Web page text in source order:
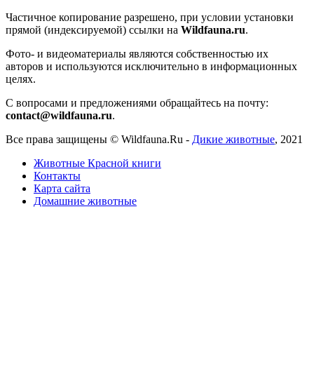
Частичное копирование разрешено, при условии установки
прямой (индексируемой) ссылки на Wildfauna.ru.
Фото- и видеоматериалы являются собственностью их
авторов и используются исключительно в информационных
целях.
С вопросами и предложениями обращайтесь на почту:
contact@wildfauna.ru.
Все права защищены © Wildfauna.Ru - Дикие животные, 2021
Животные Красной книги
Контакты
Карта сайта
Домашние животные